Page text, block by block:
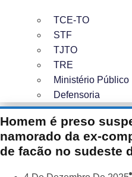
TCE-TO
STF
TJTO
TRE
Ministério Público
Defensoria
Homem é preso
namorado da ex-
de facão no sudeste